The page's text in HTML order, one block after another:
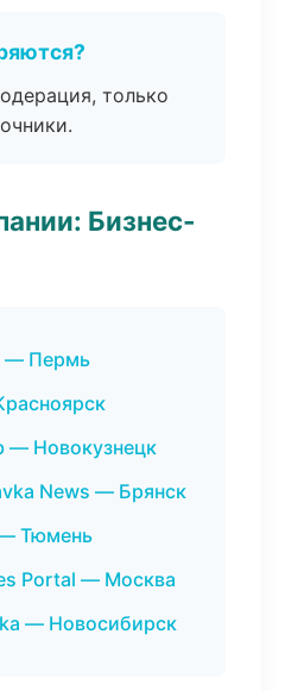
только
Бизнес-
— Пермь
— Новокузнецк
News — Брянск
Тюмень
Portal — Москва
— Новосибирск